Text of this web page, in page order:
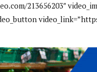
213656203″